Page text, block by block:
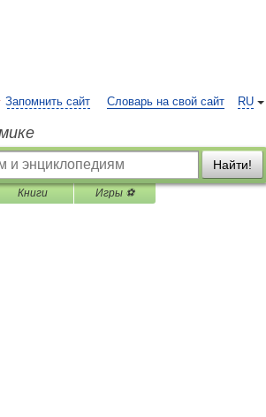
RU
Запомнить сайт Словарь на свой сайт
Найти!
Книги Игры ⚽